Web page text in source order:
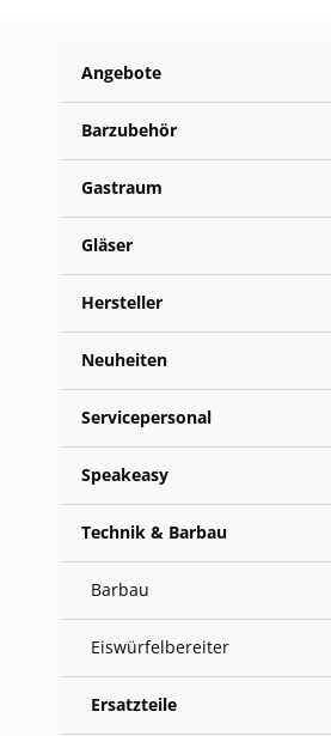
Angebote
Barzubehör
Gastraum
Gläser
Hersteller
Neuheiten
Servicepersonal
Speakeasy
Technik & Barbau
Barbau
Eiswürfelbereiter
Ersatzteile